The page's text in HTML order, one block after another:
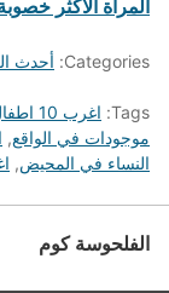
المرأة الأكثر خصوبة
Categories: أحدث
Tags: اغرب 10 اطفال في العالم
موجودات في الواقع,
النساء في المحيض,
الفلحوسة كوم